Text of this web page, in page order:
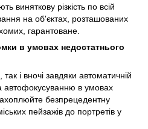
виняткову різкість по всій
на об'єктах, розташованих
гарантоване.
в умовах недостатнього
і вночі завдяки автоматичній
автофокусуванню в умовах
безпрецедентну
пейзажів до портретів у